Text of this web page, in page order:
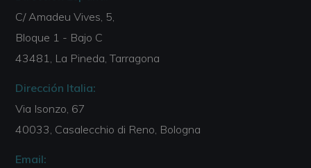
C/ Amadeu Vives, 5,
Bloque 1 - Bajo C
43481, La Pineda, Tarragona
Dirección Italia:
Via Isonzo, 67
40033, Casalecchio di Reno, Bologna
Email: